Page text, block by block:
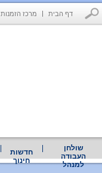
דף הבית מרכז הזמנות
שולחן
העבודה
למנהל
חדשות
חינוך